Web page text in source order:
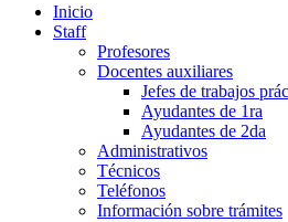
Inicio
Staff
Profesores
Docentes auxiliares
Jefes de trabajos
Ayudantes de 1ra
Ayudantes de 2da
Administrativos
Técnicos
Teléfonos
Información sobre trámites